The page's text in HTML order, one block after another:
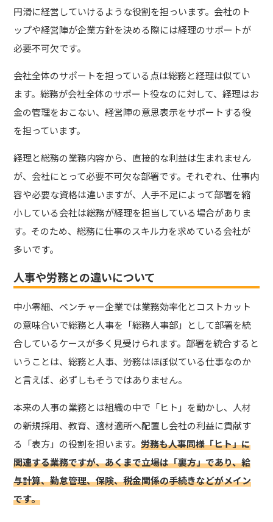
円滑に経営していけるような役割を担っいます。会社のト
ップや経営陣が企業方針を決める際には経理のサポートが
必要不可欠です。
会社全体のサポートを担っている点は総務と経理は似てい
ます。総務が会社全体のサポート役なのに対して、経理はお
金の管理をおこない、経営陣の意思表示をサポートする役
を担っています。
経理と総務の業務内容から、直接的な利益は生まれません
が、会社にとって必要不可欠な部署です。それぞれ、仕事内
容や必要な資格は違いますが、人手不足によって部署を縮
小している会社は総務が経理を担当している場合がありま
す。そのため、総務に仕事のスキル力を求めている会社が
多いです。
人事や労務との違いについて
中小零細、ベンチャー企業では業務効率化とコストカット
の意味合いで総務と人事を「総務人事部」として部署を統
合しているケースが多く見受けられます。部署を統合すると
いうことは、総務と人事、労務はほぼ似ている仕事なのか
と言えば、必ずしもそうではありません。
本来の人事の業務とは組織の中で「ヒト」を動かし、人材
の新規採用、教育、適材適所へ配置し会社の利益に貢献す
る「表方」の役割を担います。労務も人事同様「ヒト」に
関連する業務ですが、あくまで立場は「裏方」であり、給
与計算、勤怠管理、保険、税金関係の手続きなどがメイン
です。